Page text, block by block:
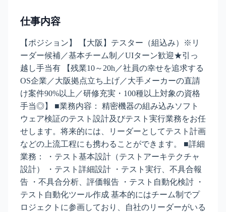
仕事内容
【ポジション】 【大阪】テスター（組込み）※リ
ーダー候補／基本チーム制／UIターン歓迎★引っ
越し手当有 【残業10～20h／社員の幸せを追求する
OS企業／大阪拠点立ち上げ／大手メーカーの直請
け案件90%以上／研修充実・100種以上対象の資格
手当◎】 ■業務内容： 精密機器の組み込みソフト
ウェア検証のテスト設計及びテスト実行業務をお任
せします。将来的には、リーダーとしてテスト計画
などの上流工程にも携わることができます。 ■詳細
業務： ・テスト基本設計（テストアーキテクチャ
設計） ・テスト詳細設計 ・テスト実行、不具合報
告 ・不具合分析、評価報告 ・テスト自動化検討 ・
テスト自動化ツール作成 基本的にはチーム制でプ
ロジェクトに参画しており、自社のリーダーがいる